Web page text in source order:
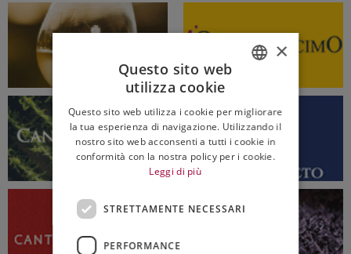
ENGLISH
×
Questo sito web
utilizza cookie
Questo sito web utilizza i cookie per migliorare
la tua esperienza di navigazione. Utilizzando il
nostro sito web acconsenti a tutti i cookie in
conformità con la nostra policy per i cookie.
Leggi di più
STRETTAMENTE NECESSARI
PERFORMANCE